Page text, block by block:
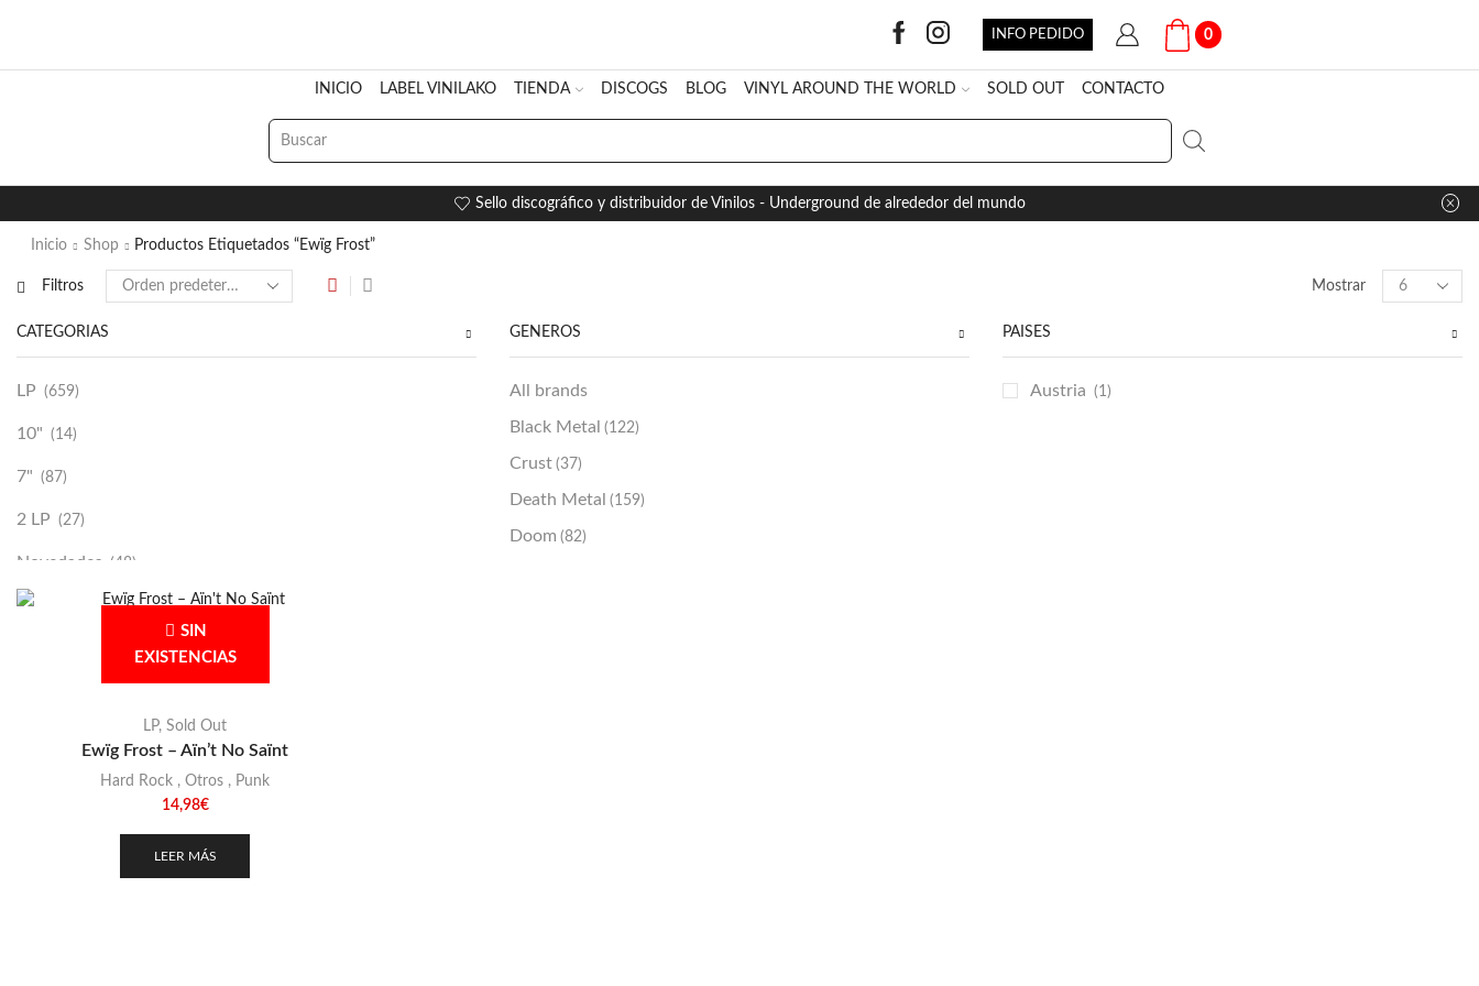
INFO PEDIDO 0
INICIO LABEL VINILAKO TIENDA DISCOGS BLOG VINYL AROUND THE WORLD SOLD OUT CONTACTO
SEARCH
INPUT
Sello discográfico y distribuidor de Vinilos - Underground de alrededor del mundo
Inicio Shop Productos Etiquetados “Ewïg Frost”
Filtros Mostrar
Products
per
CATEGORÍAS
LP (659)
10" (14)
7" (87)
2 LP (27)
Novedades (48)
Vinilako (34)
GÉNEROS
All brands
Black Metal (122)
Crust (37)
Death Metal (159)
Doom (82)
PAÍSES
Austria (1)
SIN
EXISTENCIAS
LP, Sold Out
Ewïg Frost – Aïn’t No Saïnt
Hard Rock , Otros , Punk
14,98€
LEER MÁS